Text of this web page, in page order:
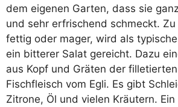
dem eigenen Garten, dass sie
und sehr erfrischend schmeckt.
fettig oder mager, wird als
ein bitterer Salat gereicht. Dazu
aus Kopf und Gräten der
Fischfleisch vom Egli. Es gibt
Zitrone, Öl und vielen Kräutern.